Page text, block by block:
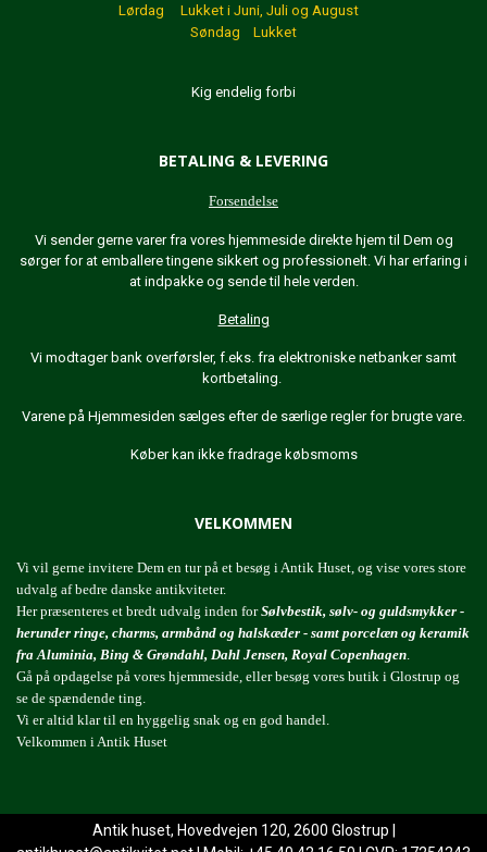
Lørdag Lukket i Juni, Juli og August
Søndag Lukket
Kig endelig forbi
BETALING & LEVERING
Forsendelse
Vi sender gerne varer fra vores hjemmeside direkte hjem til Dem og
sørger for at emballere tingene sikkert og professionelt. Vi har erfaring i
at indpakke og sende til hele verden.
Betaling
Vi modtager bank overførsler, f.eks. fra elektroniske netbanker samt
kortbetaling.
Varene på Hjemmesiden sælges efter de særlige regler for brugte vare.
Køber kan ikke fradrage købsmoms
VELKOMMEN
Vi vil gerne invitere Dem en tur på et besøg i Antik Huset, og vise vores store
udvalg af bedre danske antikviteter.
Her præsenteres et bredt udvalg inden forSølvbestik, sølv- og guldsmykker -
herunder ringe, charms, armbånd og halskæder - samt porcelæn og keramik
fra Aluminia, Bing & Grøndahl, Dahl Jensen, Royal Copenhagen
Gå på opdagelse på vores hjemmeside, eller besøg vores butik i Glostrup og
se de spændende ting.
Vi er altid klar til en hyggelig snak og en god handel.
Velkommen i Antik Huset
Antik huset, Hovedvejen 120, 2600 Glostrup |